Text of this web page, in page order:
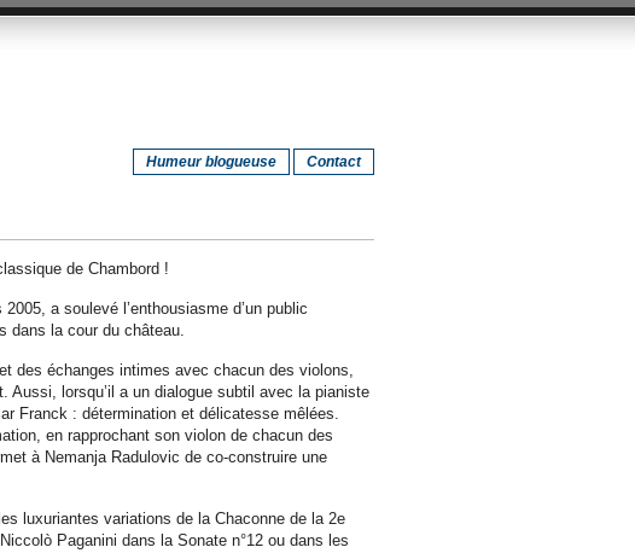
Humeur blogueuse Contact
de Chambord !
a soulevé l’enthousiasme d’un public
dans la cour du château.
des échanges intimes avec chacun des violons,
Aussi, lorsqu’il a un dialogue subtil avec la pianiste
Franck : détermination et délicatesse mêlées.
en rapprochant son violon de chacun des
à Nemanja Radulovic de co-construire une
luxuriantes variations de la Chaconne de la 2e
Paganini dans la Sonate n°12 ou dans les